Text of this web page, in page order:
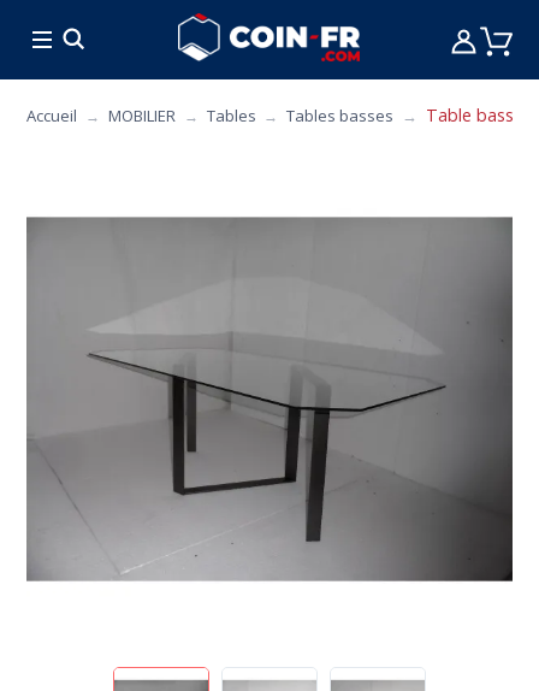
CUISINE MOBILIER
Accueil MOBILIER Tables Tables basses Table basse